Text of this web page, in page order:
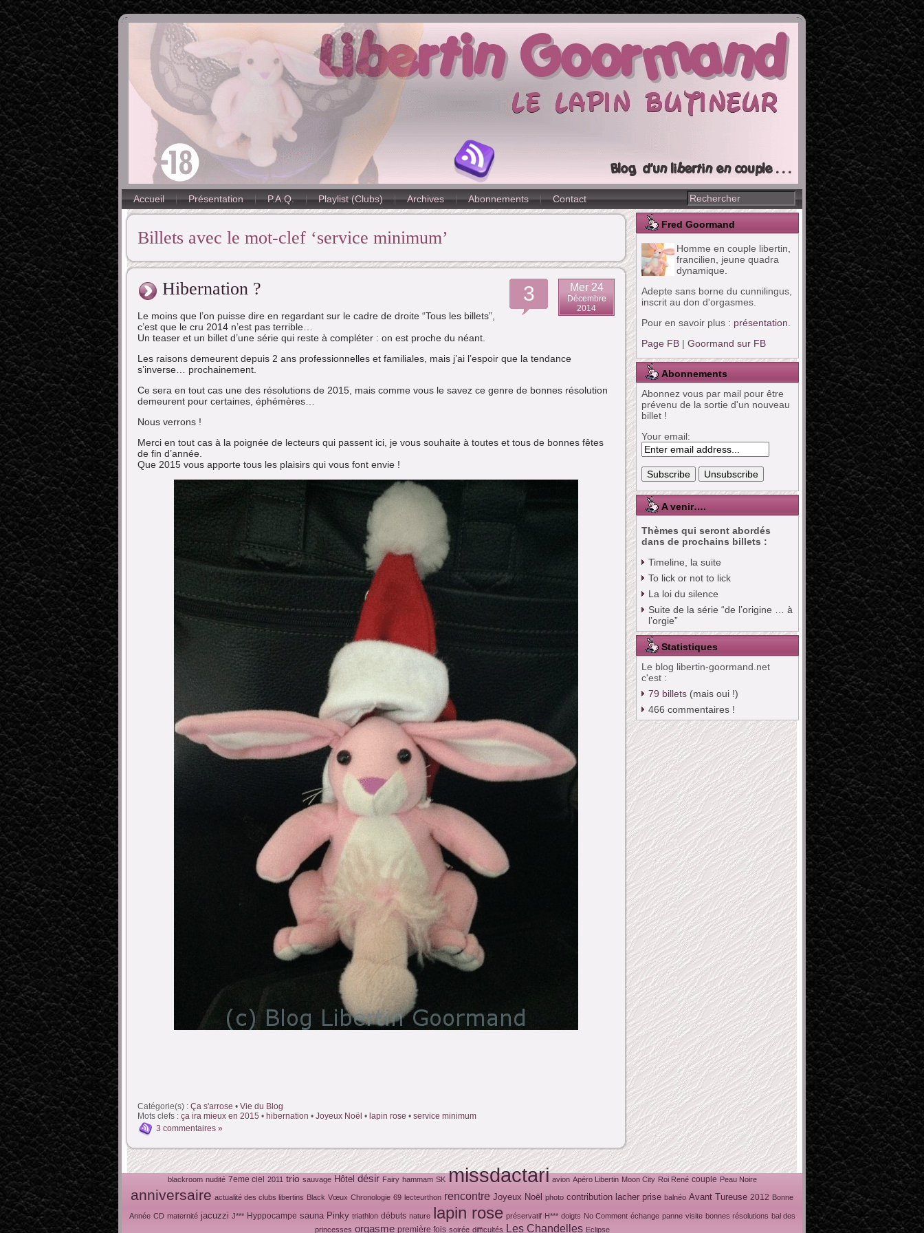
Accueil Présentation P.A.Q. Playlist (Clubs) Archives Abonnements Contact
Fred Goormand
Homme en couple libertin,
francilien, jeune quadra
dynamique.
Adepte sans borne du cunnilingus,
inscrit au don d'orgasmes.
Pour en savoir plus : présentation
Page FB | Goormand sur FB
Abonnements
Abonnez vous par mail pour être
prévenu de la sortie d'un nouveau
billet !
Your email:
A venir….
Thèmes qui seront abordés
dans de prochains billets :
Timeline, la suite
To lick or not to lick
La loi du silence
Suite de la série “de l’origine … à
l’orgie”
Statistiques
Le blog libertin-goormand.net
c'est :
79 billets (mais oui !)
466 commentaires !
Billets avec le mot-clef ‘service minimum’
Mer 24
Décembre
2014
3
Hibernation ?
Le moins que l’on puisse dire en regardant sur le cadre de droite “Tous les billets”,
c’est que le cru 2014 n’est pas terrible…
Un teaser et un billet d’une série qui reste à compléter : on est proche du néant.
Les raisons demeurent depuis 2 ans professionnelles et familiales, mais j’ai l’espoir que la tendance
s’inverse… prochainement.
Ce sera en tout cas une des résolutions de 2015, mais comme vous le savez ce genre de bonnes résolution
demeurent pour certaines, éphémères…
Nous verrons !
Merci en tout cas à la poignée de lecteurs qui passent ici, je vous souhaite à toutes et tous de bonnes fêtes
de fin d’année.
Que 2015 vous apporte tous les plaisirs qui vous font envie !
Catégorie(s) : Ça s'arrose • Vie du Blog
Mots clefs : ça ira mieux en 2015 • hibernation • Joyeux Noël • lapin rose • service minimum
3 commentaires »
blackroom nudité 7eme ciel 2011 trio sauvage Hôtel désir Fairy hammam SK missdactari avion Apéro Libertin Moon City Roi René couple Peau Noire
anniversaire actualité des clubs libertins Black Vœux Chronologie 69 lecteurthon rencontre Joyeux Noël photo contribution lacher prise balnéo Avant Tureuse 2012 Bonne
Année CD maternité jacuzzi J*** Hyppocampe sauna Pinky triathlon débuts nature lapin rose préservatif H*** doigts No Comment échange panne visite bonnes résolutions bal des
princesses orgasme première fois soirée difficultés Les Chandelles Eclipse